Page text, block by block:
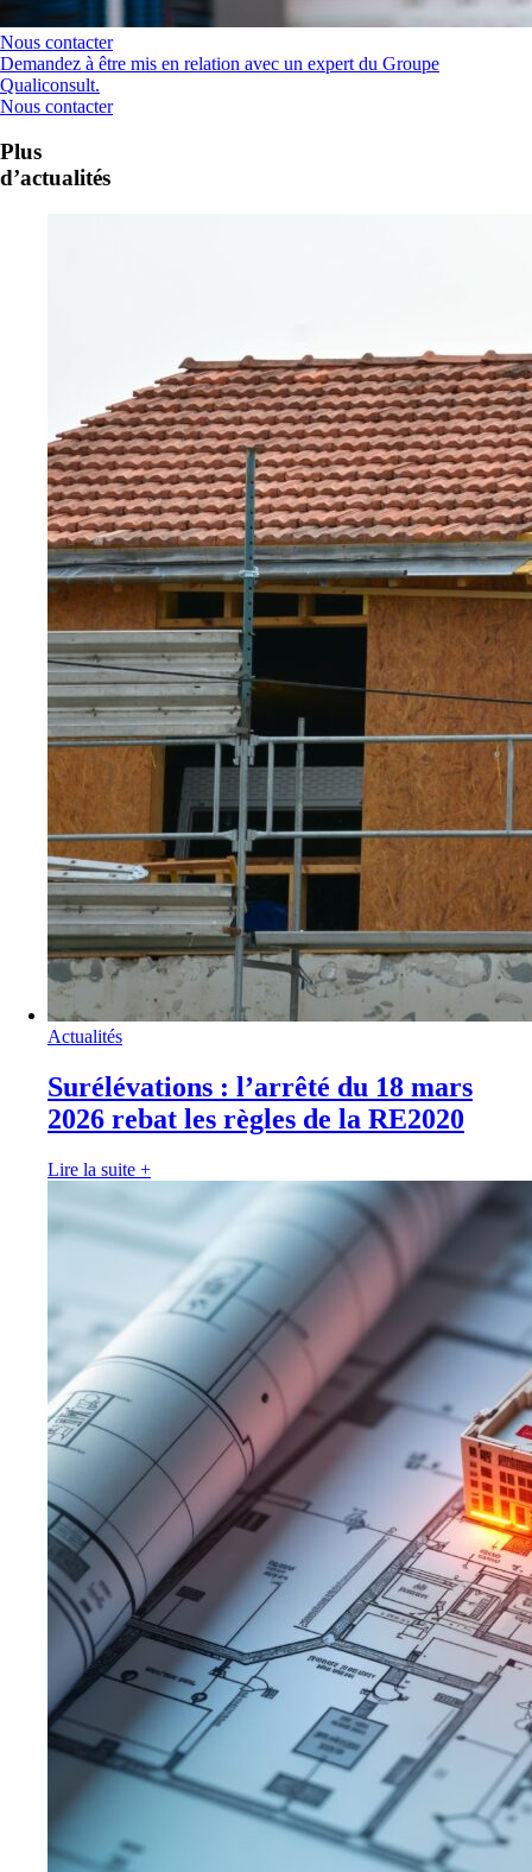
Nous contacter
Demandez à être mis en relation avec un expert du Groupe
Qualiconsult.
Nous contacter
Plus
d’actualités
Actualités
Surélévations : l’arrêté du 18 mars
2026 rebat les règles de la RE2020
Lire la suite +